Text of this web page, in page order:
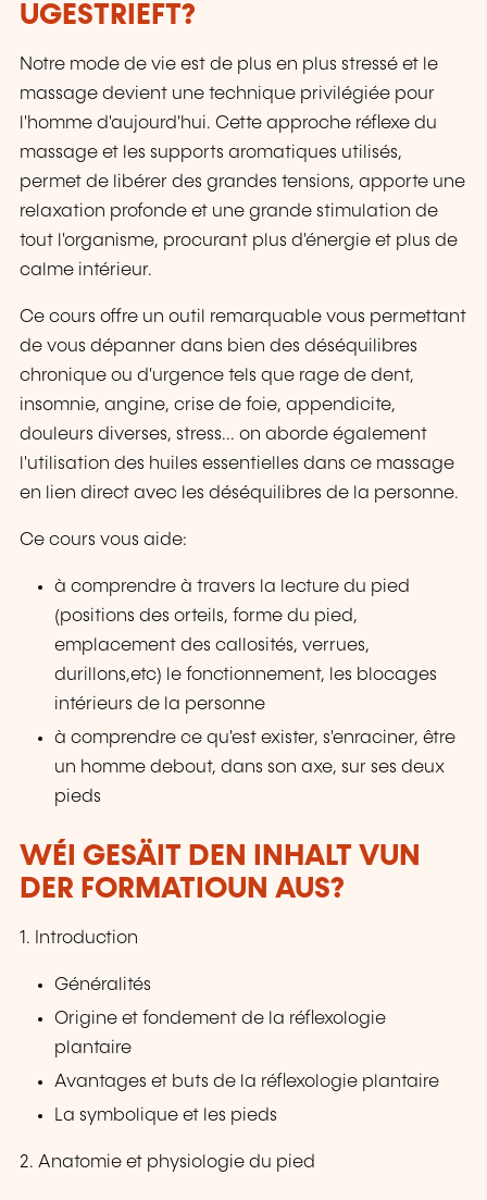
UGESTRIEFT?
Notre mode de vie est de plus en plus stressé et le
massage devient une technique privilégiée pour
l'homme d'aujourd'hui. Cette approche réflexe du
massage et les supports aromatiques utilisés,
permet de libérer des grandes tensions, apporte une
relaxation profonde et une grande stimulation de
tout l'organisme, procurant plus d'énergie et plus de
calme intérieur.
Ce cours offre un outil remarquable vous permettant
de vous dépanner dans bien des déséquilibres
chronique ou d'urgence tels que rage de dent,
insomnie, angine, crise de foie, appendicite,
douleurs diverses, stress... on aborde également
l'utilisation des huiles essentielles dans ce massage
en lien direct avec les déséquilibres de la personne.
Ce cours vous aide:
à comprendre à travers la lecture du pied
(positions des orteils, forme du pied,
emplacement des callosités, verrues,
durillons,etc) le fonctionnement, les blocages
intérieurs de la personne
à comprendre ce qu'est exister, s'enraciner, être
un homme debout, dans son axe, sur ses deux
pieds
WÉI GESÄIT DEN INHALT VUN
DER FORMATIOUN AUS?
1. Introduction
Généralités
Origine et fondement de la réflexologie
plantaire
Avantages et buts de la réflexologie plantaire
La symbolique et les pieds
2. Anatomie et physiologie du pied